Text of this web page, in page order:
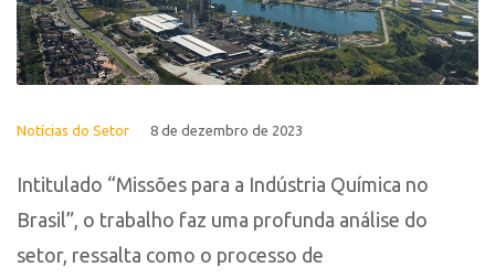
Notícias do Setor 8 de dezembro de 2023
Intitulado “Missões para a Indústria Química no
Brasil”, o trabalho faz uma profunda análise do
setor, ressalta como o processo de